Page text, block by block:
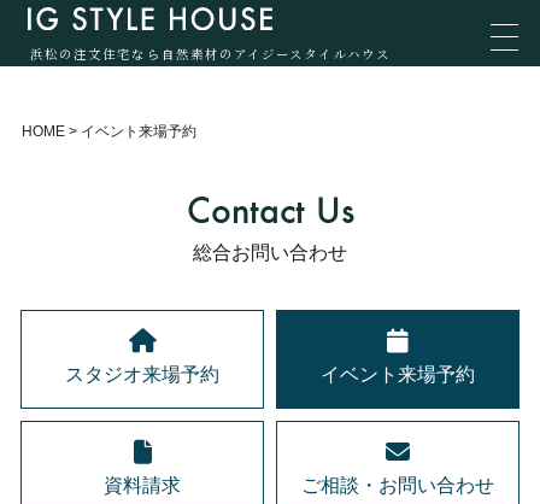
浜松の注文住宅なら自然素材のアイジースタイルハウス
HOME> イベント来場予約
Contact Us
総合お問い合わせ
スタジオ来場予約 イベント来場予約
資料請求 ご相談・お問い合わせ